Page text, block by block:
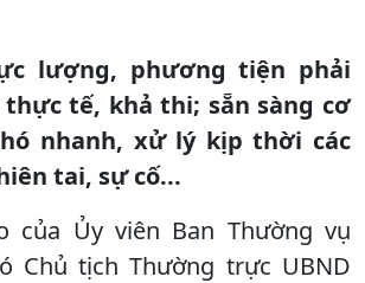
lượng, phương tiện phải
tế, khả thi; sẵn sàng cơ
nhanh, xử lý kịp thời các
tai, sự cố...
của Ủy viên Ban Thường vụ
Chủ tịch Thường trực UBND